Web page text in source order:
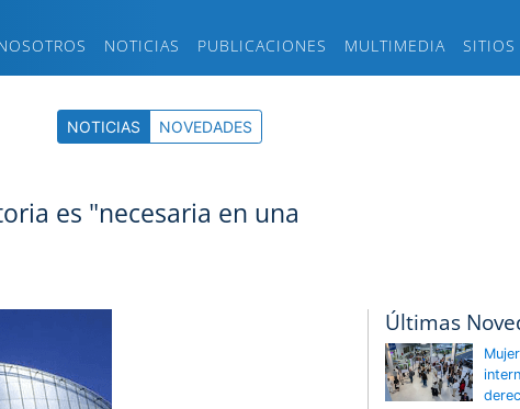
NOTICIAS PUBLICACIONES MULTIMEDIA SITIOS
NOTICIAS NOVEDADES
es "necesaria en una
Últimas